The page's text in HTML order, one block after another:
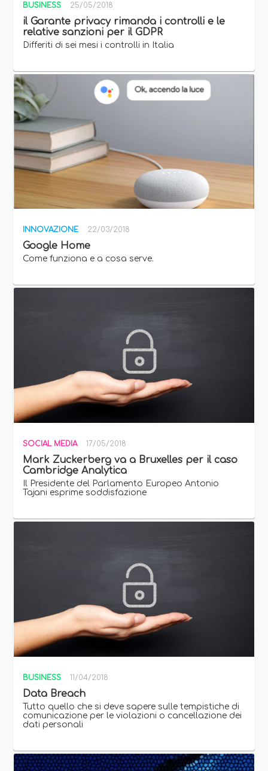
BUSINESS 25/05/2018
il Garante privacy rimanda i controlli e le
relative sanzioni per il GDPR
Differiti di sei mesi i controlli in Italia
INNOVAZIONE 22/03/2018
Google Home
Come funziona e a cosa serve.
SOCIAL MEDIA 17/05/2018
Mark Zuckerberg va a Bruxelles per il caso
Cambridge Analytica
Il Presidente del Parlamento Europeo Antonio
Tajani esprime soddisfazione
BUSINESS 11/04/2018
Data Breach
Tutto quello che si deve sapere sulle tempistiche di
comunicazione per le violazioni o cancellazione dei
dati personali